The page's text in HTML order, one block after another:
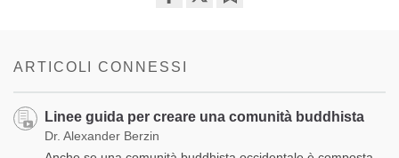
ARTICOLI CONNESSI
Linee guida per creare una comunità buddhista
Dr. Alexander Berzin